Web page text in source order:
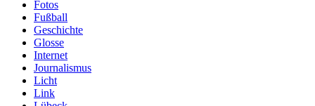
Fotos
Fußball
Geschichte
Glosse
Internet
Journalismus
Licht
Link